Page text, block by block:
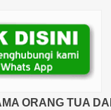
ORANG TUA